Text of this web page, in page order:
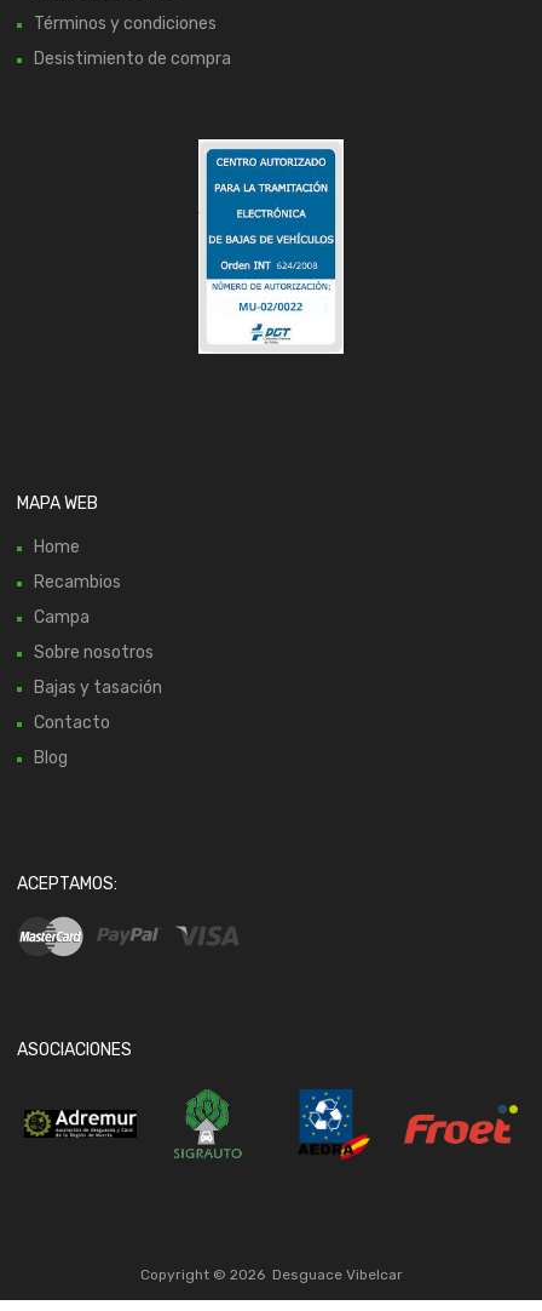
Términos y condiciones
Desistimiento de compra
MAPA WEB
Home
Recambios
Campa
Sobre nosotros
Bajas y tasación
Contacto
Blog
ACEPTAMOS:
ASOCIACIONES
Copyright © 2026 Desguace Vibelcar